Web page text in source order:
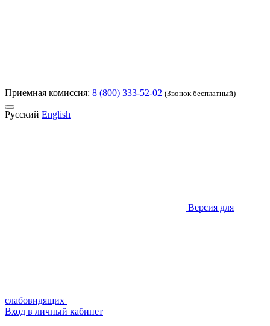
Приемная комиссия: 8 (800) 333-52-02 (Звонок бесплатный)
Русский English
Версия для
слабовидящих
Вход в личный кабинет